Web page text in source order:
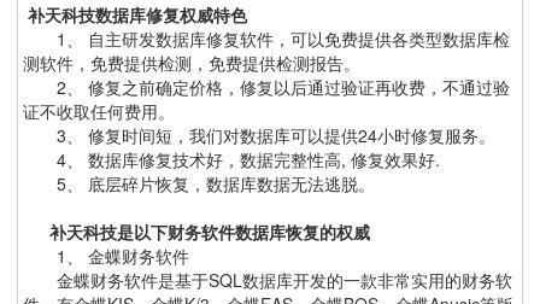
补天科技数据库修复权威特色
1、 自主研发数据库修复软件，可以免费提供各类型数据库检
测软件，免费提供检测，免费提供检测报告。
2、 修复之前确定价格，修复以后通过验证再收费，不通过验
证不收取任何费用。
3、 修复时间短，我们对数据库可以提供24小时修复服务。
4、 数据库修复技术好，数据完整性高, 修复效果好.
5、 底层碎片恢复，数据库数据无法逃脱。
补天科技是以下财务软件数据库恢复的权威
1、 金蝶财务软件
金蝶财务软件是基于SQL数据库开发的一款非常实用的财务软